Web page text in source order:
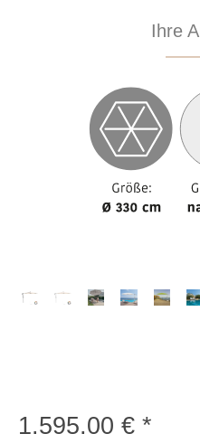
Ihre
1.595,00 €